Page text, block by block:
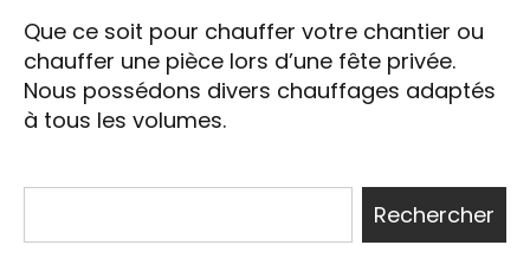
Que ce soit pour chauffer votre chantier ou
chauffer une pièce lors d’une fête privée.
Nous possédons divers chauffages adaptés
à tous les volumes.
Rechercher